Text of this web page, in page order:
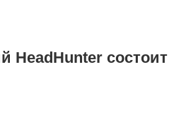
HeadHunter состоит